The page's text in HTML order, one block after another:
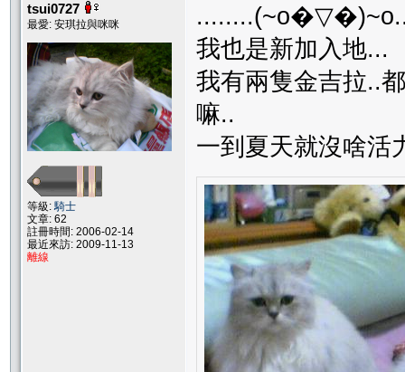
tsui0727
最愛: 安琪拉與咪咪
等級:騎士
文章: 62
註冊時間: 2006-02-14
最近來訪: 2009-11-13
離線
我也是新加入地...
我有兩隻金吉拉..
嘛..
一到夏天就沒啥活